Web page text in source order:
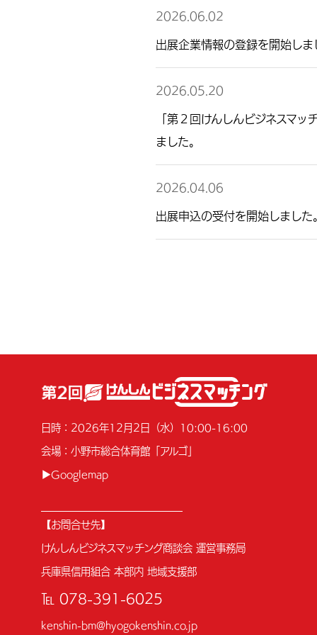
2026.06.02
出展企業情報の登録を開始しま
2026.05.20
「第２回けんしんビジネスマ
ました。
2026.04.06
出展申込の受付を開始しました
日時：2026年12月2日（水）10:00-16:00
会場：小野市総合体育館「アルゴ」
▶Googlemap
【お問合せ先】
けんしんビジネスマッチング商談会 運営事務局
兵庫県信用組合 本部内 地域支援部
℡ 078-391-6025
kenshin-bm@hyogokenshin.co.jp